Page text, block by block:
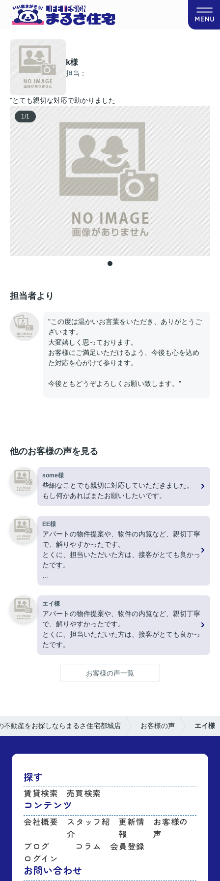
k様
担当：
"とても親切な対応で助かりました
1/1
担当者より
"この度は温かいお言葉をいただき、ありがとうご
ざいます。
大変嬉しく思っております。
お客様にご満足いただけるよう、今後も心を込め
た対応を心がけて参ります。
今後ともどうぞよろしくお願い致します。"
他のお客様の声を見る
some様
些細なことでも親切に対応していただきました。
もし何かあればまたお願いしたいです。
EE様
アパートの物件提案や、物件の内覧など、親切丁寧
で、解りやすかったです。
とくに、担当いただいた方は、接客がとても良かっ
たです。
ありがとうございました。
エイ様
アパートの物件提案や、物件の内覧など、親切丁寧
で、解りやすかったです。
とくに、担当いただいた方は、接客がとても良かっ
たです。
お客様の声一覧
不動産をお探しならまるさ住宅都城店 お客様の声 エイ様
探す
賃貸検索 売買検索
コンテンツ
会社概要
スタッフ紹
介
更新情
報
お客様の
声
ブログ
コラム
会員登録
ログイン
お問い合わせ